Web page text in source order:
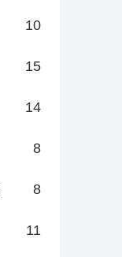
10
15
14
8
8
11